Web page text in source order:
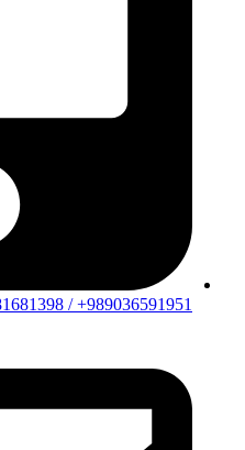
989036591951+ / 989981681398+